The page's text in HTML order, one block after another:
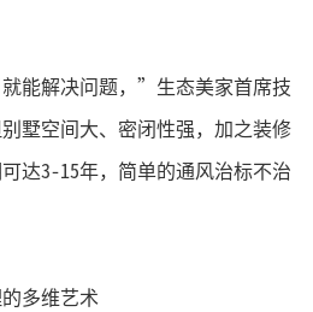
能解决问题，”生态美家首席技
墅空间大、密闭性强，加之装修
达3-15年，简单的通风治标不治
多维艺术